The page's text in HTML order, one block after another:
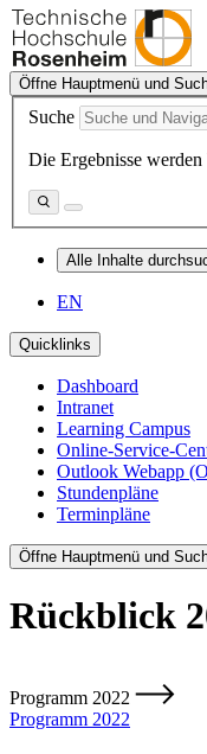
Öffne Hauptmenü und
Suche
Die Ergebnisse
Alle Inhalte
EN
Quicklinks
Dashboard
Intranet
Learning Campus
Online-Service-
Outlook Webapp
Stundenpläne
Terminpläne
Öffne Hauptmenü und
Rückblick
Programm 2022
Programm 2022